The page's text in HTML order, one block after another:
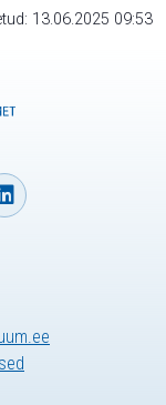
13.06.2025 09:53